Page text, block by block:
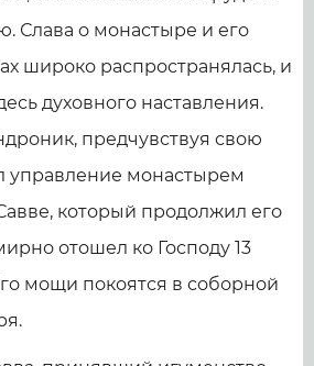
Слава о монастыре и его
широко распространялась, и
духовного наставления.
предчувствуя свою
управление монастырем
который продолжил его
отошел ко Господу 13
мощи покоятся в соборной